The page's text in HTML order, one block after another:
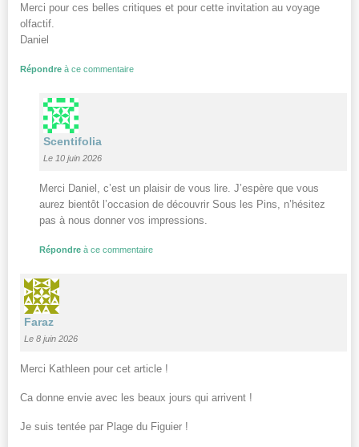
Merci pour ces belles critiques et pour cette invitation au voyage
olfactif.
Daniel
Répondre à ce commentaire
Scentifolia
Le 10 juin 2026
Merci Daniel, c’est un plaisir de vous lire. J’espère que vous
aurez bientôt l’occasion de découvrir Sous les Pins, n’hésitez
pas à nous donner vos impressions.
Répondre à ce commentaire
Faraz
Le 8 juin 2026
Merci Kathleen pour cet article !
Ca donne envie avec les beaux jours qui arrivent !
Je suis tentée par Plage du Figuier !